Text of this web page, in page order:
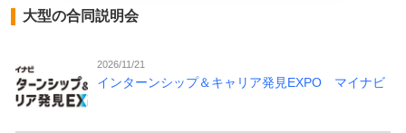
大型の合同説明会
2026/11/21
インターンシップ＆キャリア発見EXPO マイナビ